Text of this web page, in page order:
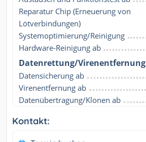
Reparatur Chip (Erneuerung von
Lötverbindungen)
Systemoptimierung/Reinigung
Hardware-Reinigung ab
Datenrettung/Virenentfernung
Datensicherung ab
Virenentfernung ab
Datenübertragung/Klonen ab
Kontakt: